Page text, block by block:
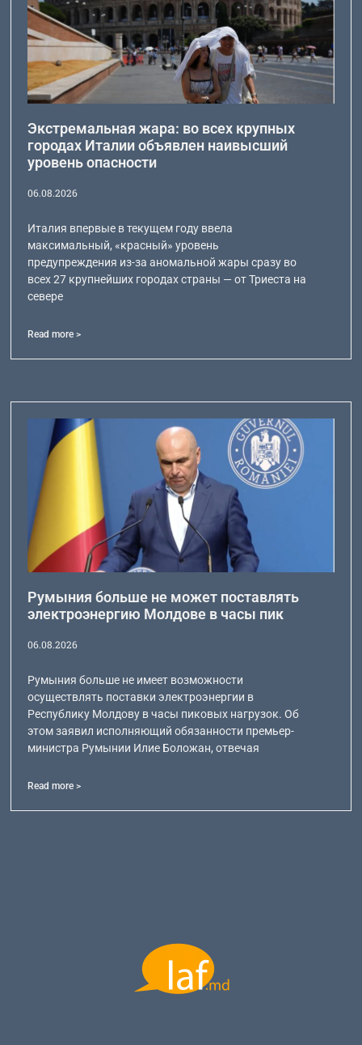
Экстремальная жара: во всех крупных
городах Италии объявлен наивысший
уровень опасности
06.08.2026
Италия впервые в текущем году ввела
максимальный, «красный» уровень
предупреждения из-за аномальной жары сразу во
всех 27 крупнейших городах страны — от Триеста на
севере
Read more >
Румыния больше не может поставлять
электроэнергию Молдове в часы пик
06.08.2026
Румыния больше не имеет возможности
осуществлять поставки электроэнергии в
Республику Молдову в часы пиковых нагрузок. Об
этом заявил исполняющий обязанности премьер-
министра Румынии Илие Боложан, отвечая
Read more >